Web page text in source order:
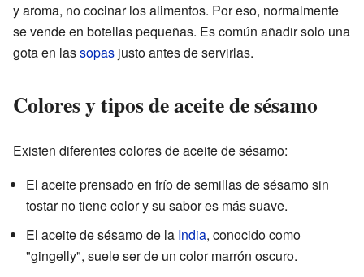
y aroma, no cocinar los alimentos. Por eso, normalmente
se vende en botellas pequeñas. Es común añadir solo una
gota en lassopas justo antes de servirlas.
Colores y tipos de aceite de sésamo
Existen diferentes colores de aceite de sésamo:
El aceite prensado en frío de semillas de sésamo sin
tostar no tiene color y su sabor es más suave.
El aceite de sésamo de la India, conocido como
"gingelly", suele ser de un color marrón oscuro.